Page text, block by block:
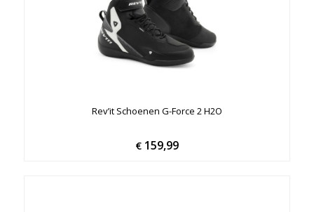
Rev’it Schoenen G-Force 2 H2O
€159,99